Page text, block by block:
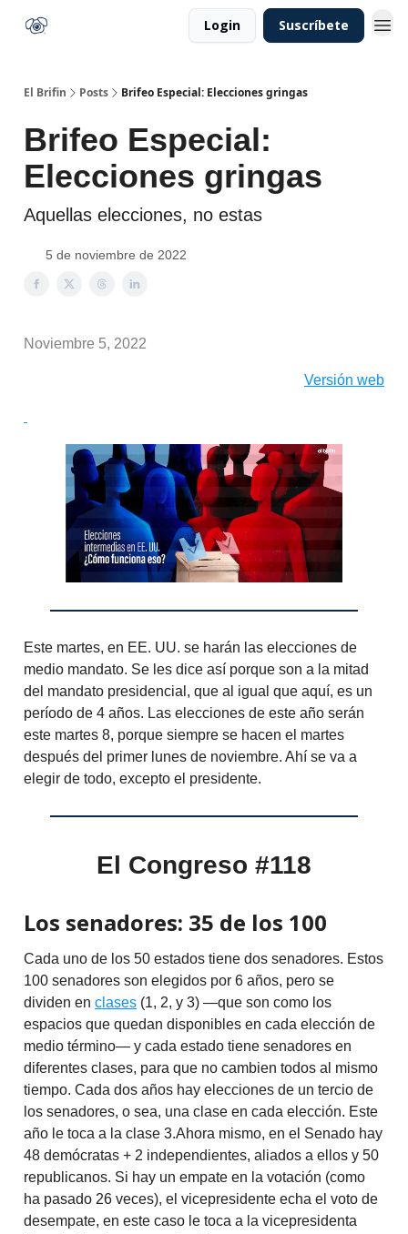
Login Suscríbete
El Brifin Posts Brifeo Especial: Elecciones gringas
Brifeo Especial:
Elecciones gringas
Aquellas elecciones, no estas
5 de noviembre de 2022
Noviembre 5, 2022
Versión web
Este martes, en EE. UU. se harán las elecciones de
medio mandato. Se les dice así porque son a la mitad
del mandato presidencial, que al igual que aquí, es un
período de 4 años. Las elecciones de este año serán
este martes 8, porque siempre se hacen el martes
después del primer lunes de noviembre. Ahí se va a
elegir de todo, excepto el presidente.
El Congreso #118
Los senadores: 35 de los 100
Cada uno de los 50 estados tiene dos senadores. Estos
100 senadores son elegidos por 6 años, pero se
dividen en clases (1, 2, y 3) —que son como los
espacios que quedan disponibles en cada elección de
medio término— y cada estado tiene senadores en
diferentes clases, para que no cambien todos al mismo
tiempo. Cada dos años hay elecciones de un tercio de
los senadores, o sea, una clase en cada elección. Este
año le toca a la clase 3.Ahora mismo, en el Senado hay
48 demócratas + 2 independientes, aliados a ellos y 50
republicanos. Si hay un empate en la votación (como
ha pasado 26 veces), el vicepresidente echa el voto de
desempate, en este caso le toca a la vicepresidenta